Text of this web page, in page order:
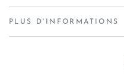
PLUS D'INFORMATIONS